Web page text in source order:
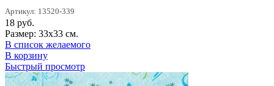
Артикул: 13520-339
18 руб.
Размер: 33х33 см.
В список желаемого
В корзину
Быстрый просмотр